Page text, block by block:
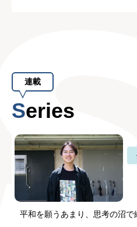
連載
Series
平和を願うあまり、思考の沼で